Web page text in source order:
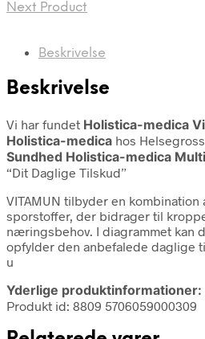
Next Product
Beskrivelse
Beskrivelse
Vi har fundet Holistica-medica
Holistica-medica hos
Sundhed Holistica-medica
“Dit Daglige Tilskud”
VITAMUN tilbyder en kombination
sporstoffer, der bidrager til
næringsbehov. I diagrammet kan
opfylder den anbefalede daglige
u
Yderlige produktinformationer:
Produkt id: 8809 5706059000309